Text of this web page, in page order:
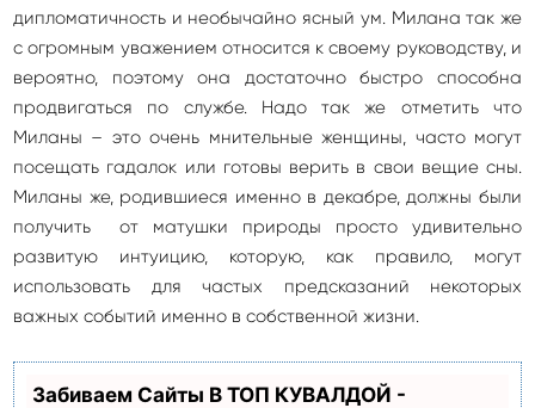
дипломатичность и необычайно ясный ум. Милана так же
с огромным уважением относится к своему руководству, и
вероятно, поэтому она достаточно быстро способна
продвигаться по службе. Надо так же отметить что
Миланы – это очень мнительные женщины, часто могут
посещать гадалок или готовы верить в свои вещие сны.
Миланы же, родившиеся именно в декабре, должны были
получить от матушки природы просто удивительно
развитую интуицию, которую, как правило, могут
использовать для частых предсказаний некоторых
важных событий именно в собственной жизни.
Забиваем Сайты В ТОП КУВАЛДОЙ -